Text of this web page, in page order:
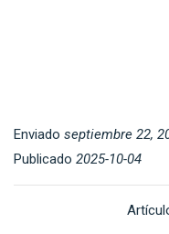
Enviado septiembre 22,
Publicado 2025-10-04